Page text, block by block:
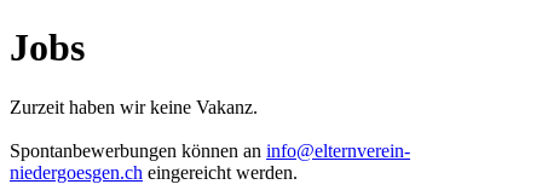
Jobs
Zurzeit haben wir keine Vakanz.
Spontanbewerbungen können an info@elternverein-
niedergoesgen.ch eingereicht werden.